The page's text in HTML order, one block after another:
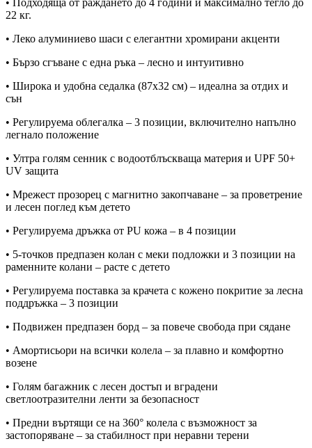
22 кг.
• Леко алуминиево шаси с елегантни хромирани акценти
• Бързо сгъване с една ръка – лесно и интуитивно
• Широка и удобна седалка (87х32 см) – идеална за отдих и
сън
• Регулируема облегалка – 3 позиции, включително напълно
легнало положение
• Ултра голям сенник с водоотблъскваща материя и UPF 50+
UV защита
• Мрежест прозорец с магнитно закопчаване – за проветрение
и лесен поглед към детето
• Регулируема дръжка от PU кожа – в 4 позиции
• 5-точков предпазен колан с меки подложки и 3 позиции на
раменните колани – расте с детето
• Регулируема поставка за крачета с кожено покритие за лесна
поддръжка – 3 позиции
• Подвижен предпазен борд – за повече свобода при сядане
• Амортисьори на всички колела – за плавно и комфортно
возене
• Голям багажник с лесен достъп и вградени
светлоотразителни ленти за безопасност
• Предни въртящи се на 360° колела с възможност за
застопоряване – за стабилност при неравни терени